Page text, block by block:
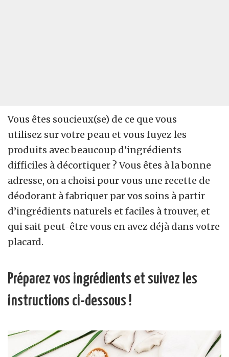
Vous êtes soucieux(se) de ce que vous
utilisez sur votre peau et vous fuyez les
produits avec beaucoup d’ingrédients
difficiles à décortiquer ? Vous êtes à la bonne
adresse, on a choisi pour vous une recette de
déodorant à fabriquer par vos soins à partir
d’ingrédients naturels et faciles à trouver, et
qui sait peut-être vous en avez déjà dans votre
placard.
Préparez vos ingrédients et suivez les
instructions ci-dessous !